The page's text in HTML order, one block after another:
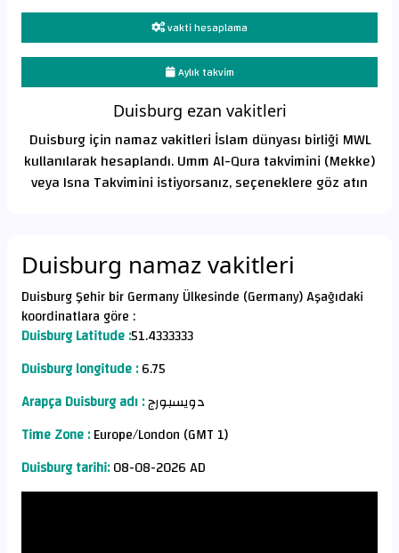
vakti hesaplama
Aylık takvim
Duisburg ezan vakitleri
Duisburg için namaz vakitleri İslam dünyası birliği MWL
kullanılarak hesaplandı. Umm Al-Qura takvimini (Mekke)
veya Isna Takvimini istiyorsanız, seçeneklere göz atın
Duisburg namaz vakitleri
Duisburg Şehir bir Germany Ülkesinde (Germany) Aşağıdaki
koordinatlara göre :
Duisburg Latitude :51.4333333
Duisburg longitude :6.75
Arapça Duisburg adı :دويسبورج
Time Zone :Europe/London (GMT 1)
Duisburg tarihi:08-08-2026 AD